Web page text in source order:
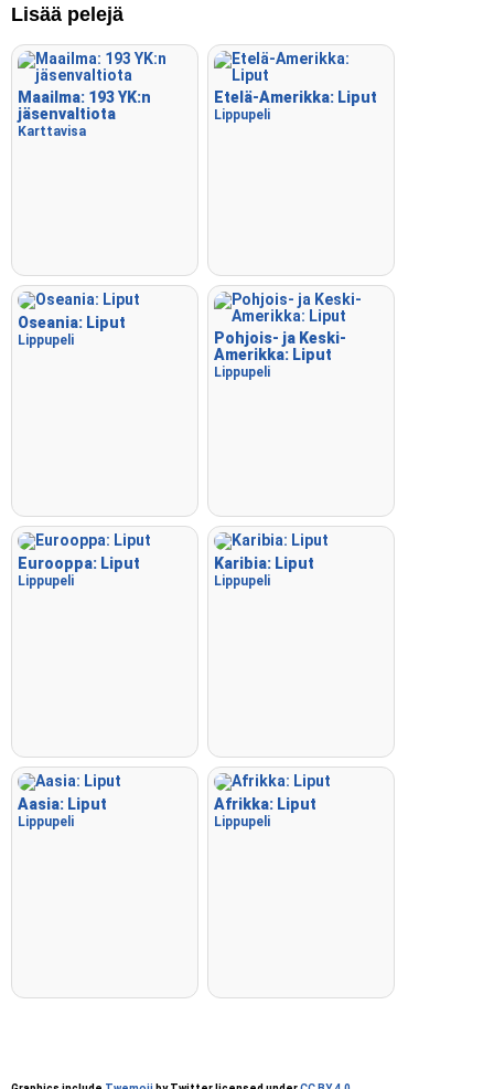
Lisää pelejä
Maailma: 193 YK:n
jäsenvaltiota
Karttavisa
Etelä-Amerikka: Liput
Lippupeli
Oseania: Liput
Lippupeli
Pohjois- ja Keski-
Amerikka: Liput
Lippupeli
Eurooppa: Liput
Lippupeli
Karibia: Liput
Lippupeli
Aasia: Liput
Lippupeli
Afrikka: Liput
Lippupeli